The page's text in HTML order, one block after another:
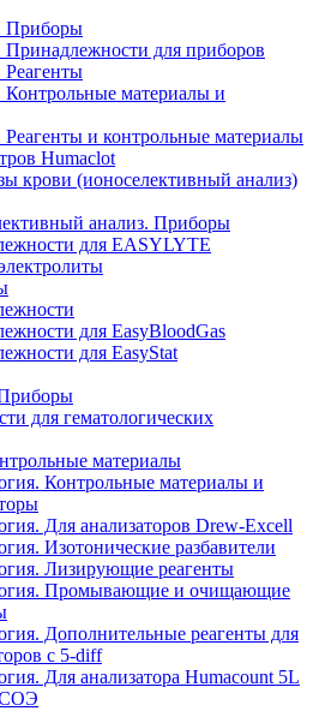
Приборы
Принадлежности для приборов
Реагенты
Контрольные материалы и
Реагенты и контрольные материалы
Humaclot
крови (ионоселективный анализ)
анализ. Приборы
для EASYLYTE
для EasyBloodGas
для EasyStat
для гематологических
материалы
Контрольные материалы и
Для анализаторов Drew-Excell
Изотонические разбавители
Лизирующие реагенты
Промывающие и очищающие
Дополнительные реагенты для
с 5-diff
Для анализатора Humacount 5L
СОЭ